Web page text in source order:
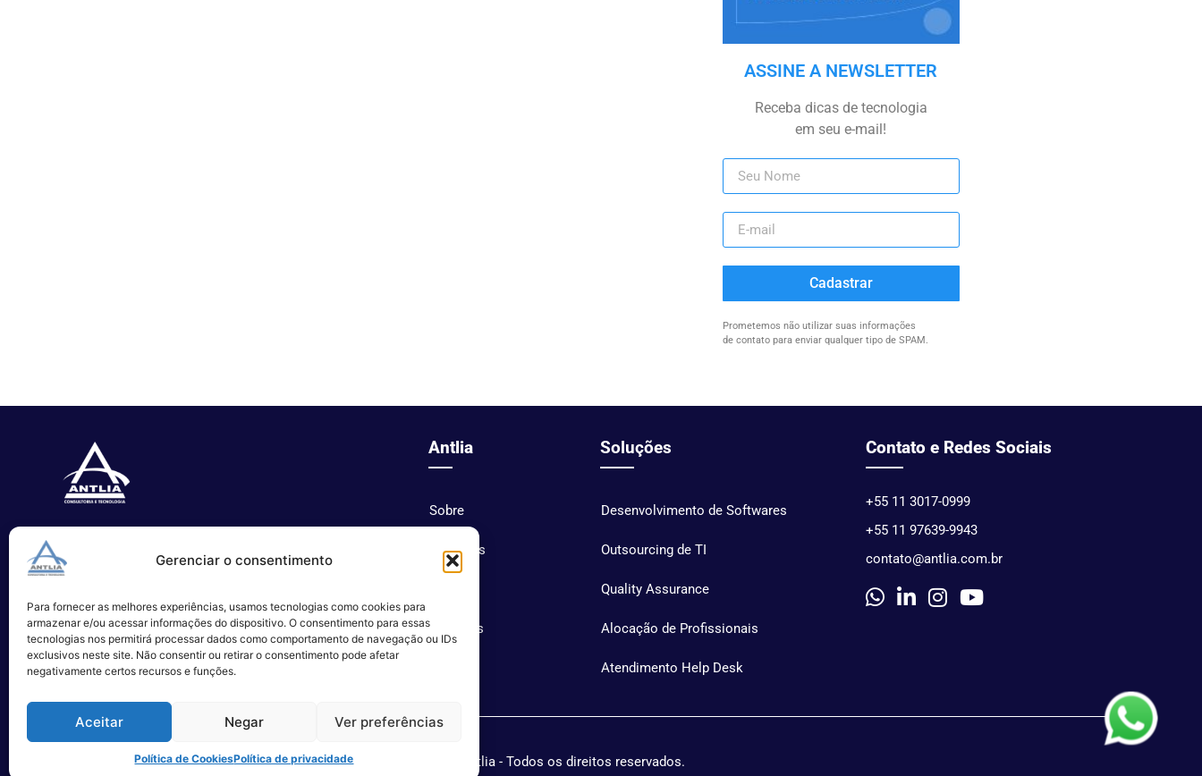
Gerenciar o consentimento
Para fornecer as melhores experiências, usamos tecnologias como cookies para
armazenar e/ou acessar informações do dispositivo. O consentimento para essas
tecnologias nos permitirá processar dados como comportamento de navegação ou IDs
exclusivos neste site. Não consentir ou retirar o consentimento pode afetar
negativamente certos recursos e funções.
Aceitar Negar Ver preferências
Política de CookiesPolítica de privacidade
ASSINE A NEWSLETTER
Receba dicas de tecnologia
em seu e-mail!
Cadastrar
Prometemos não utilizar suas informações
de contato para enviar qualquer tipo de SPAM.
de softwares e serviços de TI.
Alameda Campinas, 1100 – 3°Andar,
São Paulo
Antlia
Sobre
Soluções
Carreiras
Soluções
Desenvolvimento de Softwares
Outsourcing de TI
Quality Assurance
Alocação de Profissionais
Atendimento Help Desk
Contato e Redes Sociais
+55 11 3017-0999
+55 11 97639-9943
contato@antlia.com.br
Antlia - Todos os direitos reservados.